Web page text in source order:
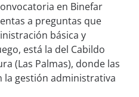
en Binefar
a preguntas que
básica y
está la del Cabildo
(Las Palmas), donde las
la gestión administrativa